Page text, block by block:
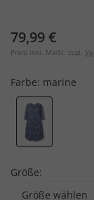
79,99 €
Preis inkl. MwSt. zzgl.
Farbe: marine
Größe:
Größe wählen